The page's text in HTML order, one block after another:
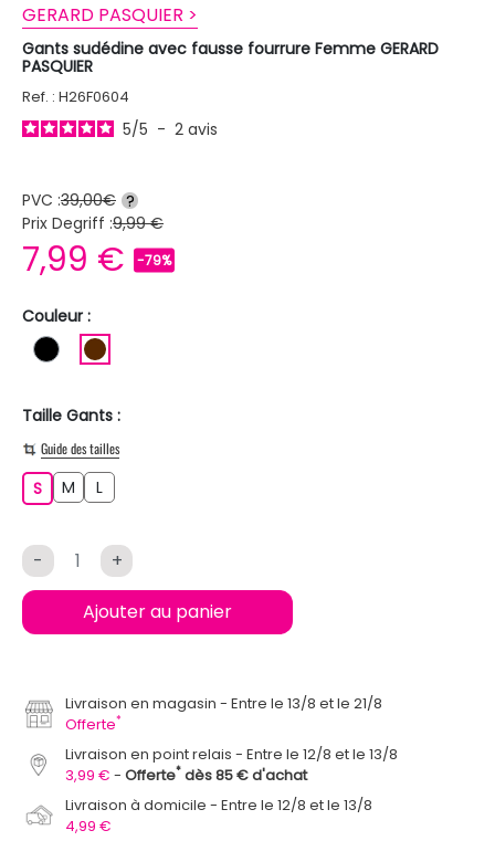
GERARD PASQUIER >
Gants sudédine avec fausse fourrure Femme GERARD
PASQUIER
Ref. : H26F0604
5/5 - 2 avis
PVC :39,00€ ?
Prix Degriff :9,99 €
7,99 € -79%
Couleur :
NOIR
Taille Gants :
Guide des tailles
SS M L
- +
Ajouter au panier
Livraison en magasin
Entre le 13/8 et le 21/8
Offerte*
Livraison en point relais
Entre le 12/8 et le 13/8
3,99 €
Offerte* dès 85 € d'achat
Livraison à domicile
Entre le 12/8 et le 13/8
4,99 €